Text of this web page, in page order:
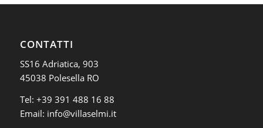
CONTATTI
SS16 Adriatica, 903
45038 Polesella RO
Tel: +39 391 488 16 88
Email: info@villaselmi.it